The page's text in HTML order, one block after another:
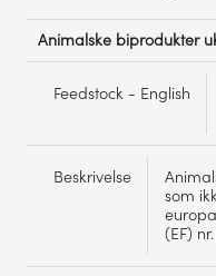
Animalske biprodukter
Feedstock - English
Beskrivelse
som
(EF)